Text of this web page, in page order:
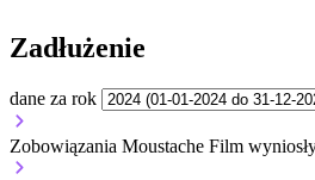
Zadłużenie
dane za rok
Zobowiązania Moustache Film